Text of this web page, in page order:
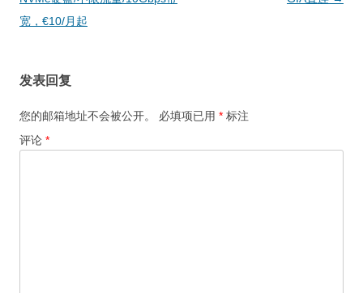
航
宽，€10/月起
发表回复
您的邮箱地址不会被公开。 必填项已用 * 标注
评论 *